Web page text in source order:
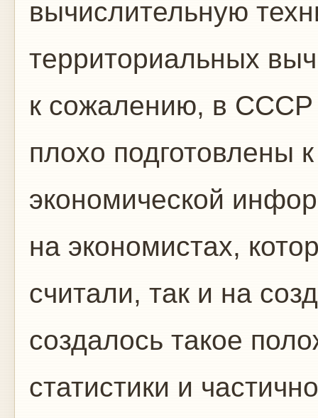
вычислительную
территориальных
к сожалению, в СССР
плохо подготовлены
экономической
на экономистах,
считали, так и на
создалось такое
статистики и